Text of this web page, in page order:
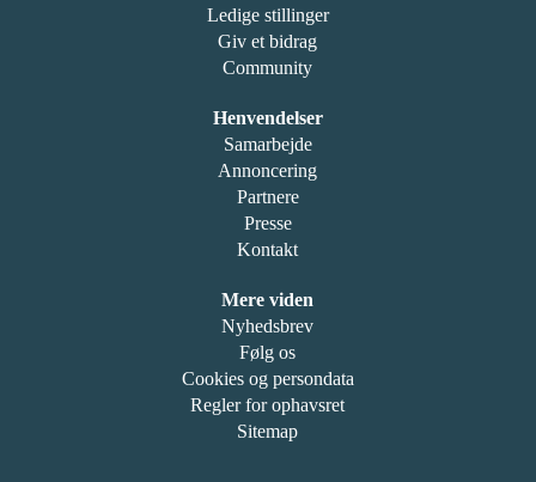
Ledige stillinger
Giv et bidrag
Community
Henvendelser
Samarbejde
Annoncering
Partnere
Presse
Kontakt
Mere viden
Nyhedsbrev
Følg os
Cookies og persondata
Regler for ophavsret
Sitemap